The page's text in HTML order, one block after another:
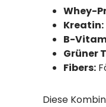
Whey-
Kreatin:
B-
Grüner
Fibers:
Diese